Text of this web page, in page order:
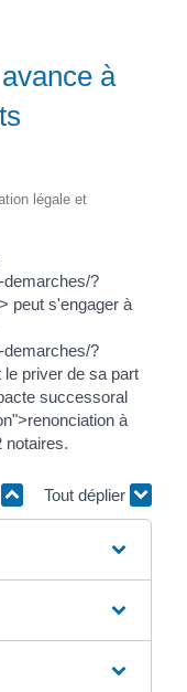
à
légale et
demarches/?
peut s'engager à
demarches/?
priver de sa part
successoral
à
notaires.
Tout déplier